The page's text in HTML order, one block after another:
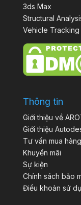
3ds Max
Structural
Vehicle Tracking
Thông tin
Giới thiệu về
Giới thiệu
Tư vấn mua hàng
Khuyến mãi
Sự kiện
Chính sách bảo
Điều khoản sử